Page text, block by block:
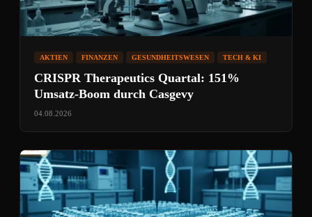
AKTIEN FINANZEN GESUNDHEITSWESEN TECH & KI
CRISPR Therapeutics Quartal: 151%
Umsatz-Boom durch Casgevy
04.08.2026